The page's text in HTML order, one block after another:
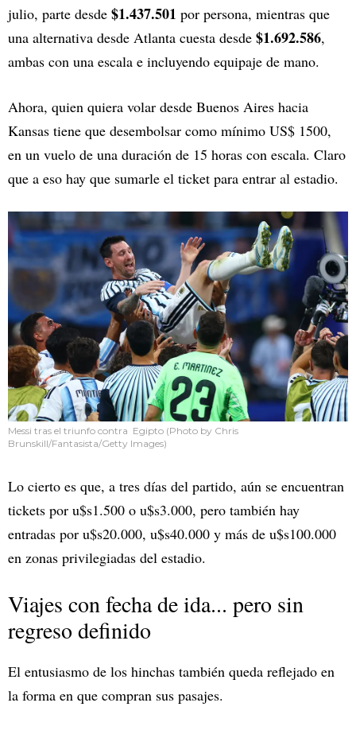
julio, parte desde $1.437.501 por persona, mientras que
una alternativa desde Atlanta cuesta desde $1.692.586,
ambas con una escala e incluyendo equipaje de mano.
Ahora, quien quiera volar desde Buenos Aires hacia
Kansas tiene que desembolsar como mínimo US$ 1500,
en un vuelo de una duración de 15 horas con escala. Claro
que a eso hay que sumarle el ticket para entrar al estadio.
Messi tras el triunfo contra Egipto (Photo by Chris
Brunskill/Fantasista/Getty Images)
Lo cierto es que, a tres días del partido, aún se encuentran
tickets por u$s1.500 o u$s3.000, pero también hay
entradas por u$s20.000, u$s40.000 y más de u$s100.000
en zonas privilegiadas del estadio.
Viajes con fecha de ida... pero sin
regreso definido
El entusiasmo de los hinchas también queda reflejado en
la forma en que compran sus pasajes.